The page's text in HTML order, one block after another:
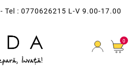
- Tel : 0770626215 L-V 9.00-17.00
0